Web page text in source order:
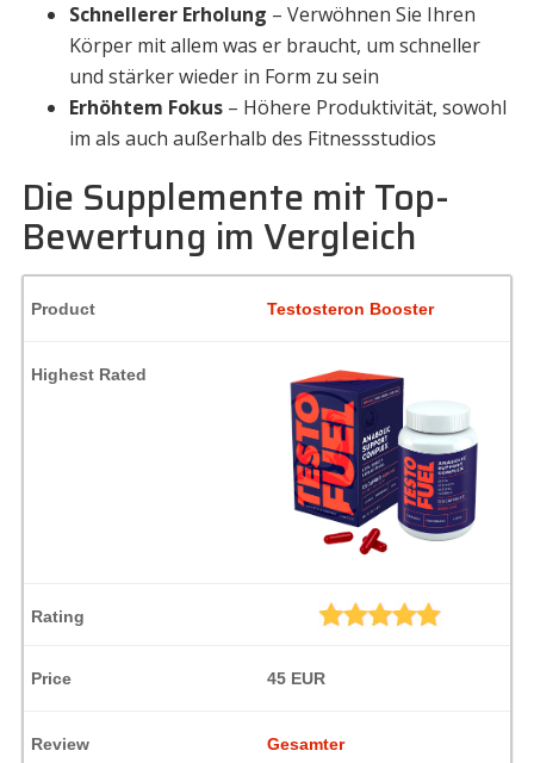
Schnellerer Erholung – Verwöhnen Sie Ihren
Körper mit allem was er braucht, um schneller
und stärker wieder in Form zu sein
Erhöhtem Fokus – Höhere Produktivität, sowohl
im als auch außerhalb des Fitnessstudios
Die Supplemente mit Top-
Bewertung im Vergleich
Testosteron Booster
45 EUR
Gesamter